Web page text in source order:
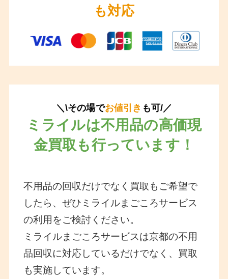
も対応
＼\その場でお値引き も可/／
ミライルは不用品の高価現
金買取も行っています！
不用品の回収だけでなく買取もご希望で
したら、ぜひミライルまごころサービス
の利用をご検討ください。
ミライルまごころサービスは京都の不用
品回収に対応しているだけでなく、買取
も実施しています。